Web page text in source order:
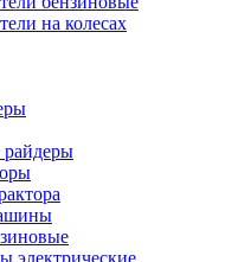
на колесах
райдеры
электрические